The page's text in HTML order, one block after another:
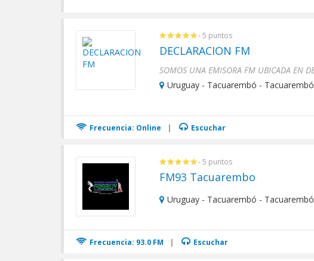
- 5 puntos
DECLARACION FM
Uruguay - Tacuarembó - Tacuarembó
Frecuencia: Online | Escuchar
- 5 puntos
FM93 Tacuarembo
Uruguay - Tacuarembó - Tacuarembó
Frecuencia: 93.0 FM | Escuchar